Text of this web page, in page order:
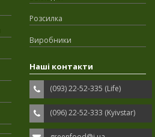
Розсилка
Виробники
Наші контакти
(093) 22-52-335 (Life)
(096) 22-52-333 (Kyivstar)